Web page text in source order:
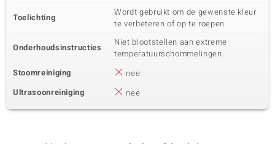
Toelichting
Wordt gebruikt om de gewenste kleur
te verbeteren of op te roepen
Onderhoudsinstructies
Niet blootstellen aan extreme
temperatuurschommelingen.
Stoomreiniging
nee
Ultrasoonreiniging
nee